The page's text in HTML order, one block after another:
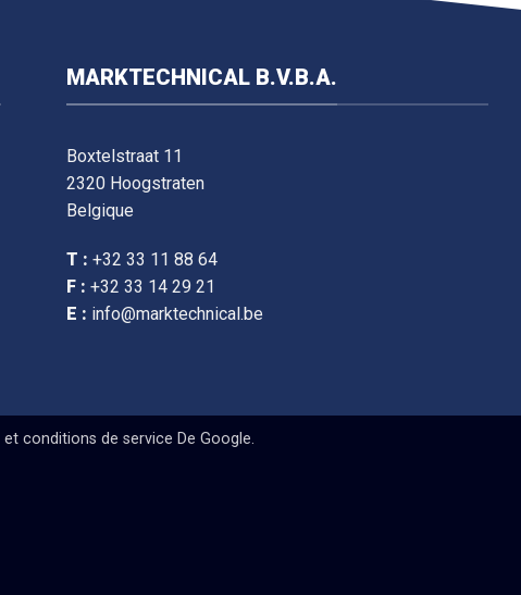
MARKTECHNICAL B.V.B.A.
Boxtelstraat 11
2320 Hoogstraten
Belgique
T : +32 33 11 88 64
F : +32 33 14 29 21
E : info@marktechnical.be
et conditions de service De Google.